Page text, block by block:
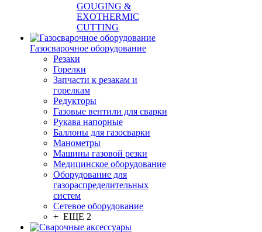
GOUGING &
EXOTHERMIC
CUTTING
Газосварочное оборудование
Резаки
Горелки
Запчасти к резакам и
горелкам
Редукторы
Газовые вентили для сварки
Рукава напорные
Баллоны для газосварки
Манометры
Машины газовой резки
Медицинское оборудование
Оборудование для
газораспределительных
систем
Сетевое оборудование
+ ЕЩЕ 2